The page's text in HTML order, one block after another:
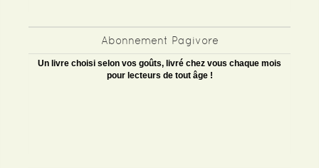
Abonnement Pagivore
Un livre choisi selon vos goûts, livré chez vous chaque mois
pour lecteurs de tout âge !